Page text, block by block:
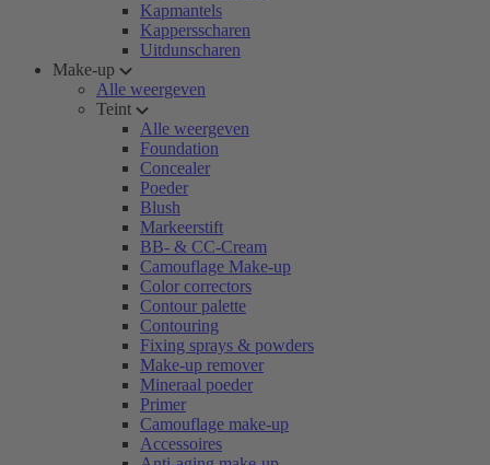
Kapmantels
Kappersscharen
Uitdunscharen
Make-up
Alle weergeven
Teint
Alle weergeven
Foundation
Concealer
Poeder
Blush
Markeerstift
BB- & CC-Cream
Camouflage Make-up
Color correctors
Contour palette
Contouring
Fixing sprays & powders
Make-up remover
Mineraal poeder
Primer
Camouflage make-up
Accessoires